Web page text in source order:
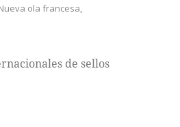
ola francesa,
de sellos